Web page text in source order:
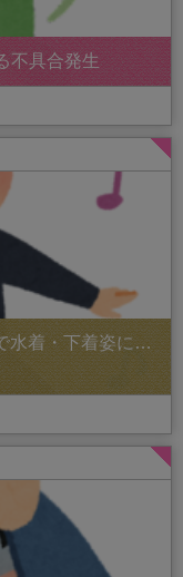
不具合発生
水着・下着姿に…